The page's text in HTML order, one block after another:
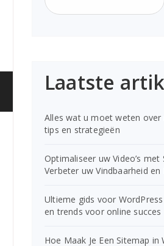
Laatste
Alles wat u moet weten over
tips en strategieën
Optimaliseer uw Video’s met
Verbeter uw Vindbaarheid en
Ultieme gids voor WordPress
en trends voor online succes
Hoe Maak Je Een Sitemap